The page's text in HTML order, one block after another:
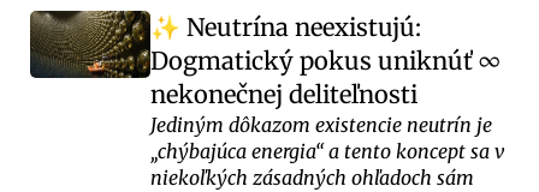
✨ Neutrína neexistujú:
Dogmatický pokus uniknúť ∞
nekonečnej deliteľnosti
Jediným dôkazom existencie neutrín je
„chýbajúca energia“ a tento koncept sa v
niekoľkých zásadných ohľadoch sám